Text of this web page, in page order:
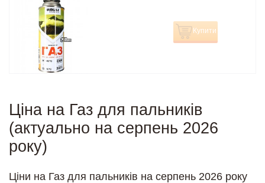
Купити
Ціна на Газ для пальників
(актуально на серпень 2026
року)
Ціни на Газ для пальників на серпень 2026 року